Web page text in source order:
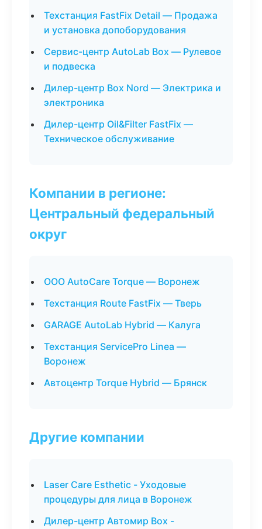
Техстанция FastFix Detail — Продажа
и установка допоборудования
Сервис-центр AutoLab Box — Рулевое
и подвеска
Дилер-центр Box Nord — Электрика и
электроника
Дилер-центр Oil&Filter FastFix —
Техническое обслуживание
Компании в регионе:
Центральный федеральный
округ
ООО AutoCare Torque — Воронеж
Техстанция Route FastFix — Тверь
GARAGE AutoLab Hybrid — Калуга
Техстанция ServicePro Linea —
Воронеж
Автоцентр Torque Hybrid — Брянск
Другие компании
Laser Care Esthetic - Уходовые
процедуры для лица в Воронеж
Дилер-центр Автомир Box -